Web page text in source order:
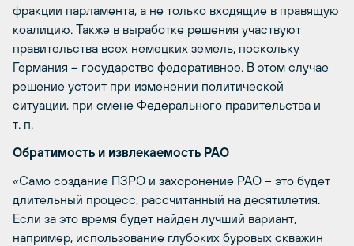
фракции парламента, а не только входящие в правящую
коалицию. Также в выработке решения участвуют
правительства всех немецких земель, поскольку
Германия – государство федеративное. В этом случае
решение устоит при изменении политической
ситуации, при смене Федерального правительства и
т. п.
Обратимость и извлекаемость РАО
«Само создание ПЗРО и захоронение РАО – это будет
длительный процесс, рассчитанный на десятилетия.
Если за это время будет найден лучший вариант,
например, использование глубоких буровых скважин